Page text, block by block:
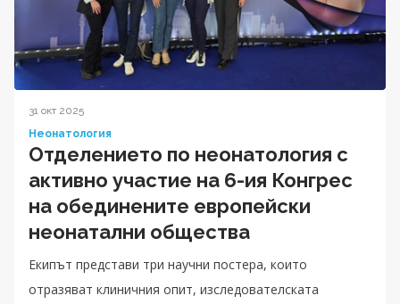
31 окт 2025
Неонатология
Отделението по неонатология с
активно участие на 6-ия Конгрес
на обединените европейски
неонатални общества
Екипът представи три научни постера, които
отразяват клиничния опит, изследователската